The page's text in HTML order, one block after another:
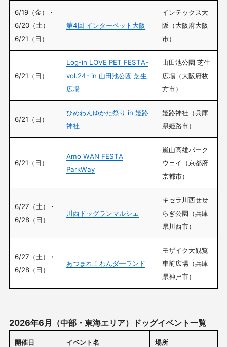
6/19（金）・
6/20（土）
6/21（日）
第4回 インターペット大阪
インテックス大
阪（大阪府大阪
市）
6/21（日）
Log-in LOVE PET FESTA-
vol.24- in 山田池公園 芝生
広場
山田池公園 芝生
広場（大阪府枚
方市）
6/21（日）
ひめわんゆかた祭り in 姫路
神社
姫路神社（兵庫
県姫路市）
6/21（日）
Amo WAN FESTA
ParkWay
嵐山高雄パーク
ウェイ（京都府
京都市）
6/27（土）・
6/28（日）
川西ドッグランマルシェ
キセラ川西せせ
らぎ公園（兵庫
県川西市）
6/27（土）・
6/28（日）
あつまれ！わんダ―ランド
モザイク大観覧
車前広場（兵庫
県神戸市）
2026年6月（中部・東海エリア）ドッグイベント一覧
開催日 イベント名 場所